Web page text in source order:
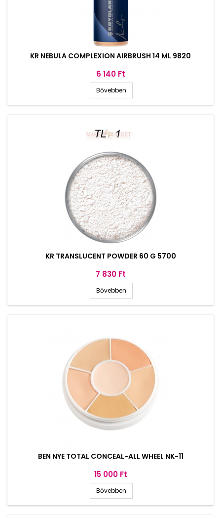
KR NEBULA COMPLEXION AIRBRUSH 14 ML 9820
Ár
6 140 Ft
Bővebben
KR TRANSLUCENT POWDER 60 G 5700
Ár
7 830 Ft
Bővebben
BEN NYE TOTAL CONCEAL-ALL WHEEL NK-11
Ár
15 000 Ft
Bővebben